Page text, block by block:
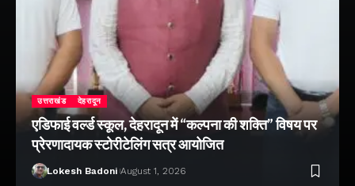
उत्तराखंड देहरादून
एडिफाई वर्ल्ड स्कूल, देहरादून में “कल्पना की शक्ति” विषय पर
प्रेरणादायक स्टोरीटेलिंग सत्र आयोजित
Lokesh Badoni August 1, 2026